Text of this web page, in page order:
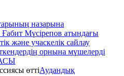
назарына
Ғабит Мүсірепов атындағы
және учаскелік сайлау
орнына мүшелерді
Аудандық